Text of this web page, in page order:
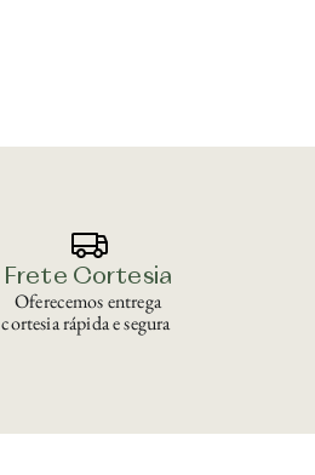
Frete Cortesia
Oferecemos entrega
cortesia rápida e segura